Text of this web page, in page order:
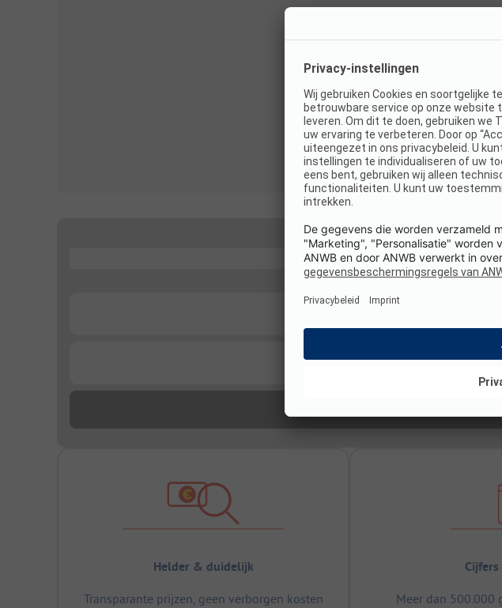
Helder & duidelijk
Transparante prijzen, geen verborgen kosten
Meer dan 500.000